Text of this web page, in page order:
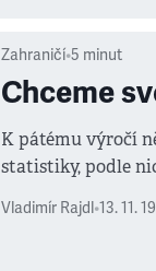
Zahraničí•5 minut
Chceme
K pátému výročí
statistiky, podle
svou osobní
Vladimír Rajdl •13. 11.